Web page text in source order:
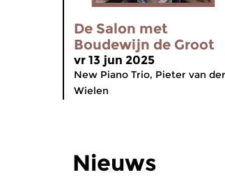
De Salon met
Boudewijn de Groot
vr 13 jun 2025
New Piano Trio, Pieter van der
Wielen
Nieuws